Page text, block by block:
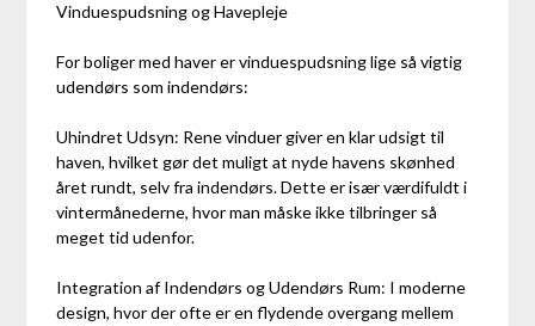
Vinduespudsning og Havepleje
For boliger med haver er vinduespudsning lige så vigtig
udendørs som indendørs:
Uhindret Udsyn: Rene vinduer giver en klar udsigt til
haven, hvilket gør det muligt at nyde havens skønhed
året rundt, selv fra indendørs. Dette er især værdifuldt i
vintermånederne, hvor man måske ikke tilbringer så
meget tid udenfor.
Integration af Indendørs og Udendørs Rum: I moderne
design, hvor der ofte er en flydende overgang mellem